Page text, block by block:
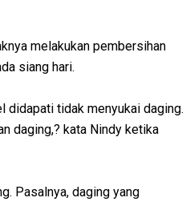
melakukan pembersihan
siang hari.
didapati tidak menyukai daging.
daging,? kata Nindy ketika
Pasalnya, daging yang